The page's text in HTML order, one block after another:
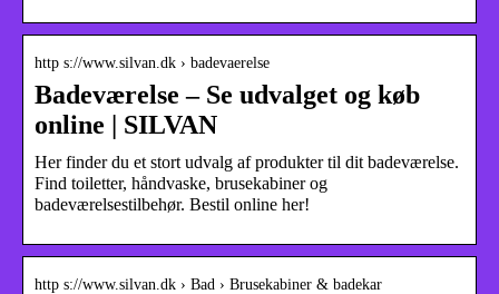
http s://www.silvan.dk › badevaerelse
Badeværelse – Se udvalget og køb
online | SILVAN
Her finder du et stort udvalg af produkter til dit badeværelse.
Find toiletter, håndvaske, brusekabiner og
badeværelsestilbehør. Bestil online her!
http s://www.silvan.dk › Bad › Brusekabiner & badekar